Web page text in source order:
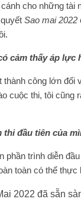
cho những
Sao mai 2022
cảm thấy áp lực
công lớn
cuộc thi, tôi cũng
thi đầu tiên của
trình diễn
toàn có thể